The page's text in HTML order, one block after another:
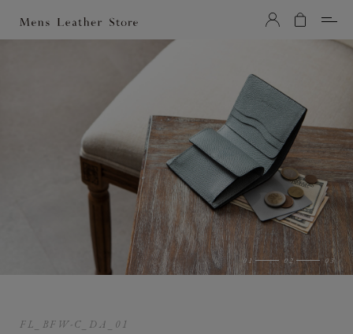
Mens Leather Store（メンズレザーストア）
FL_BFW-C_DA_01